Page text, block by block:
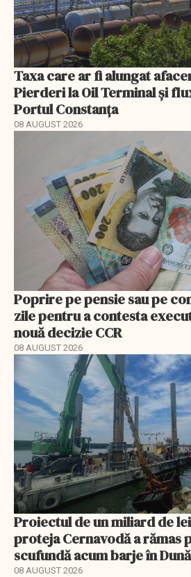
Taxa care ar fi alungat
Pierderi la Oil Terminal și
Portul Constanța
08 AUGUST 2026
Poprire pe pensie sau pe
zile pentru a contesta
nouă decizie CCR
08 AUGUST 2026
Proiectul de un miliard de
proteja Cernavodă a rămas
scufundă acum barje în
08 AUGUST 2026